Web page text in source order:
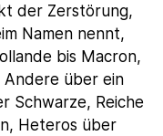
der Zerstörung,
Namen nennt,
bis Macron,
über ein
Schwarze, Reiche
Heteros über